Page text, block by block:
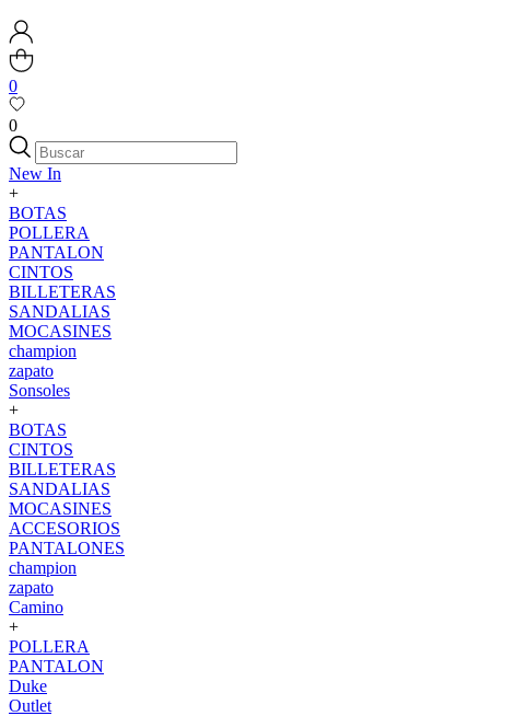
0
0
New In
+
BOTAS
POLLERA
PANTALON
CINTOS
BILLETERAS
SANDALIAS
MOCASINES
champion
zapato
Sonsoles
+
BOTAS
CINTOS
BILLETERAS
SANDALIAS
MOCASINES
ACCESORIOS
PANTALONES
champion
zapato
Camino
+
POLLERA
PANTALON
Duke
Outlet